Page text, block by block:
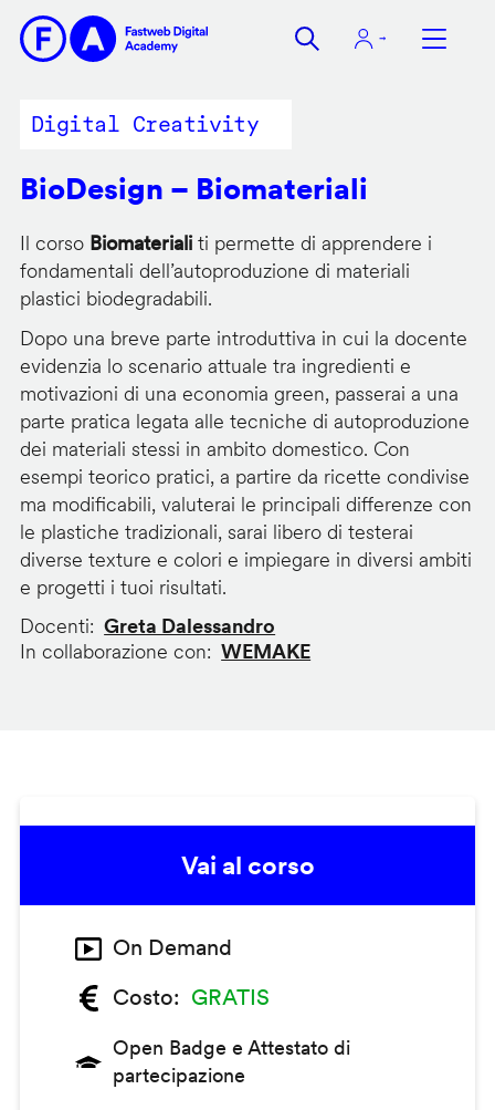
contenuto
Digital Creativity
BioDesign – Biomateriali
Il corso Biomaterialiti permette di apprendere i
fondamentali dell’autoproduzione di materiali
plastici biodegradabili.
Dopo una breve parte introduttiva in cui la docente
evidenzia lo scenario attuale tra ingredienti e
motivazioni di una economia green, passerai a una
parte pratica legata alle tecniche di autoproduzione
dei materiali stessi in ambito domestico. Con
esempi teorico pratici, a partire da ricette condivise
ma modificabili, valuterai le principali differenze con
le plastiche tradizionali, sarai libero di testerai
diverse texture e colori e impiegare in diversi ambiti
e progetti i tuoi risultati.
Docenti
Greta Dalessandro
In collaborazione con
WEMAKE
Vai al corso
On Demand
Costo
GRATIS
Open Badge e Attestato di
partecipazione